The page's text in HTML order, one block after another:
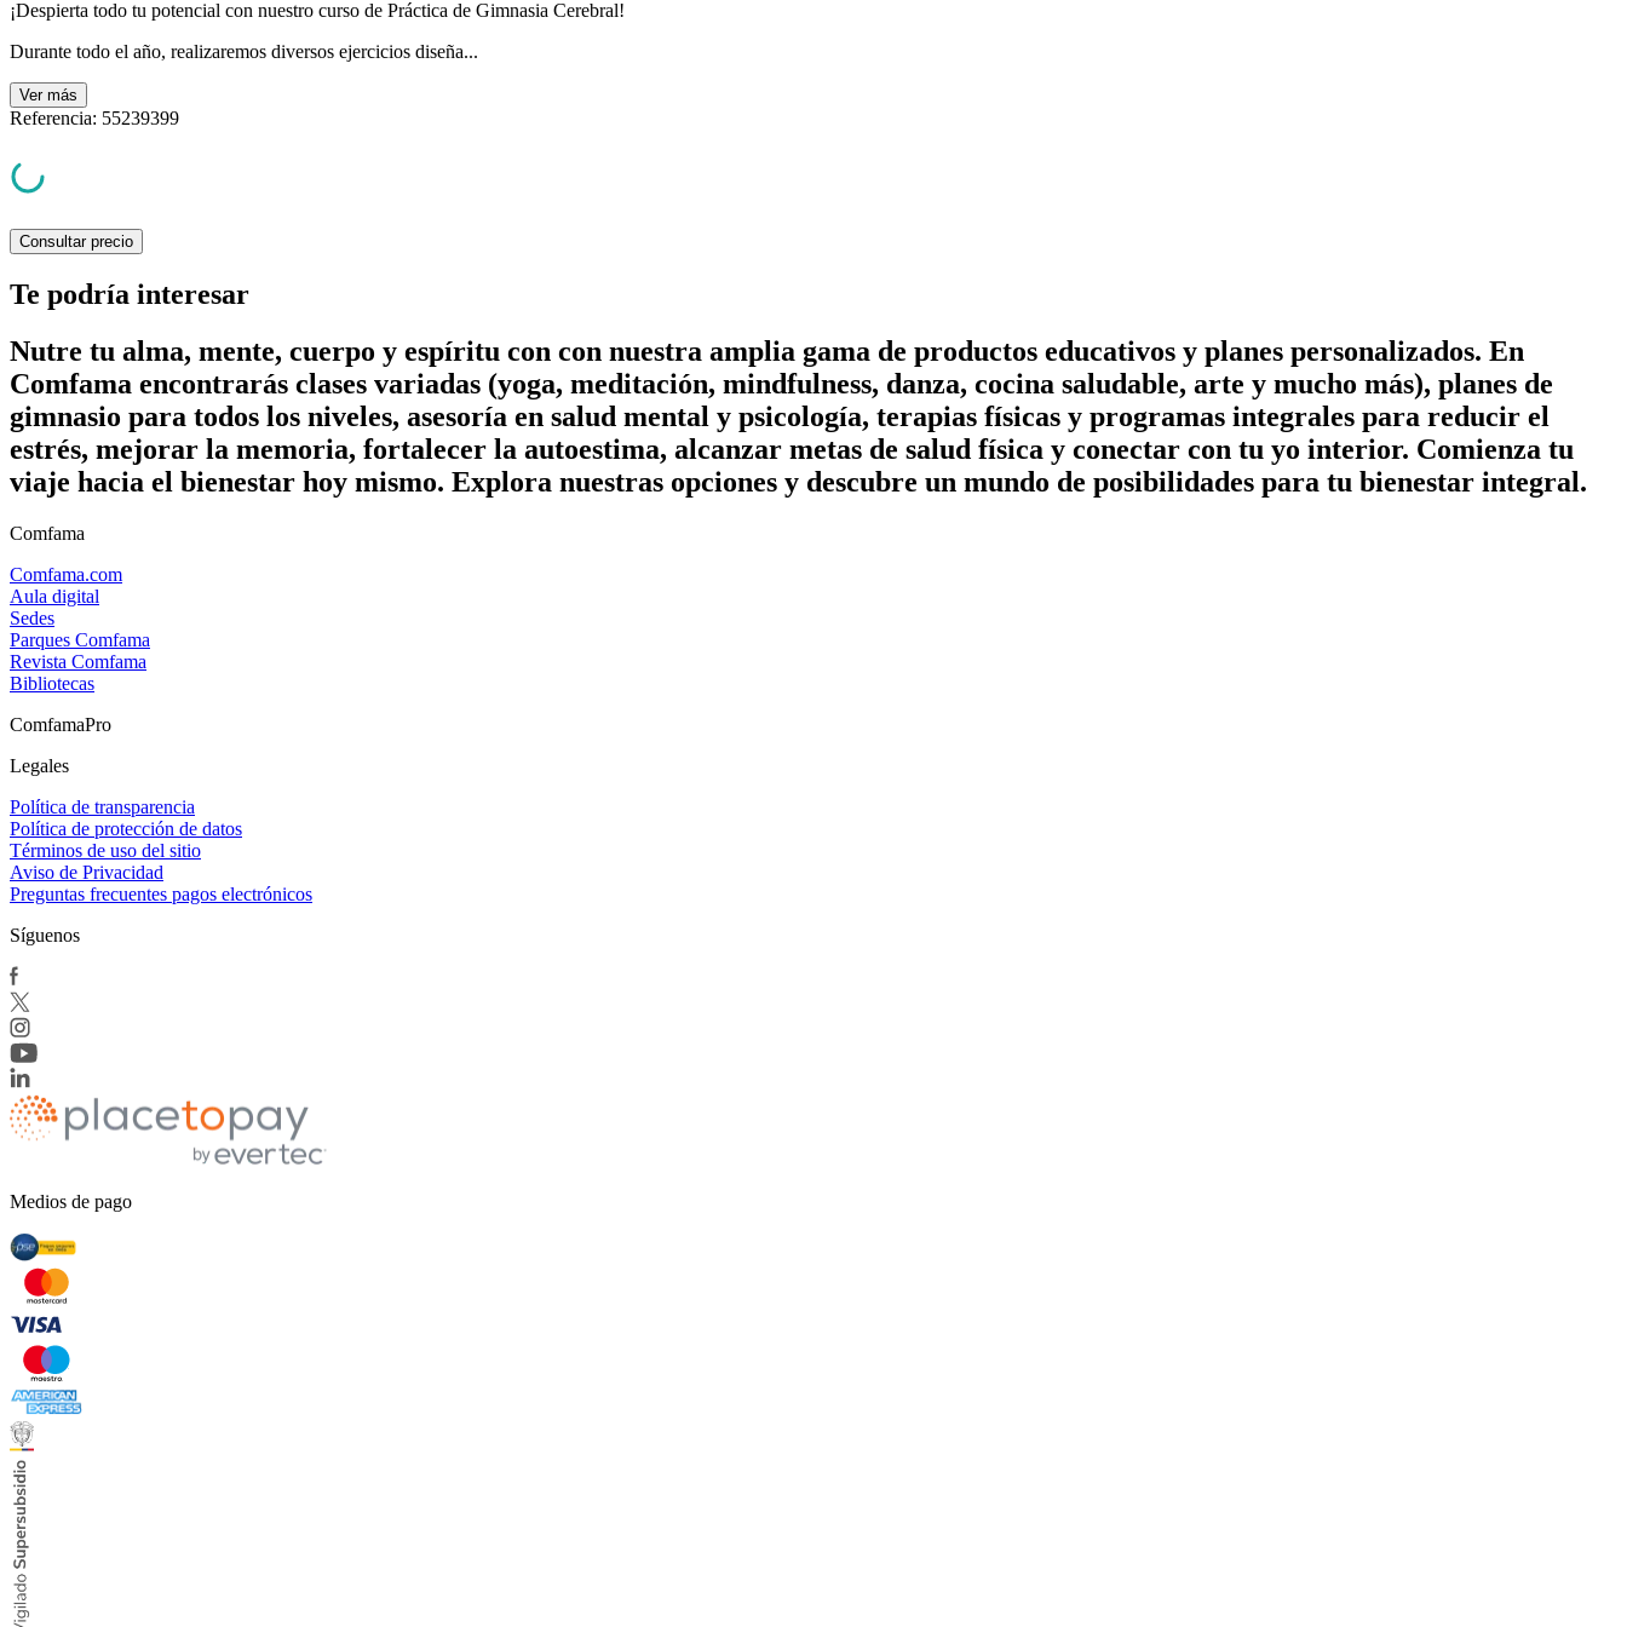
¡Despierta todo tu potencial con nuestro curso de Práctica de Gimnasia Cerebral!
Durante todo el año, realizaremos diversos ejercicios diseña...
Ver más
Referencia: 55239399
Consultar precio
Te podría interesar
Nutre tu alma, mente, cuerpo y espíritu con con nuestra amplia gama de productos educativos y planes personalizados. En
Comfama encontrarás clases variadas (yoga, meditación, mindfulness, danza, cocina saludable, arte y mucho más), planes de
gimnasio para todos los niveles, asesoría en salud mental y psicología, terapias físicas y programas integrales para reducir el
estrés, mejorar la memoria, fortalecer la autoestima, alcanzar metas de salud física y conectar con tu yo interior. Comienza tu
viaje hacia el bienestar hoy mismo. Explora nuestras opciones y descubre un mundo de posibilidades para tu bienestar integral.
Comfama
Comfama.com
Aula digital
Sedes
Parques Comfama
Revista Comfama
Bibliotecas
ComfamaPro
Legales
Política de transparencia
Política de protección de datos
Términos de uso del sitio
Aviso de Privacidad
Preguntas frecuentes pagos electrónicos
Síguenos
Medios de pago